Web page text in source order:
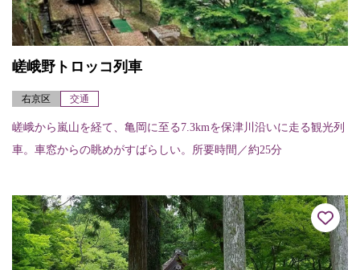
嵯峨野トロッコ列車
右京区 交通
嵯峨から嵐山を経て、亀岡に至る7.3kmを保津川沿いに走る観光列
車。車窓からの眺めがすばらしい。所要時間／約25分